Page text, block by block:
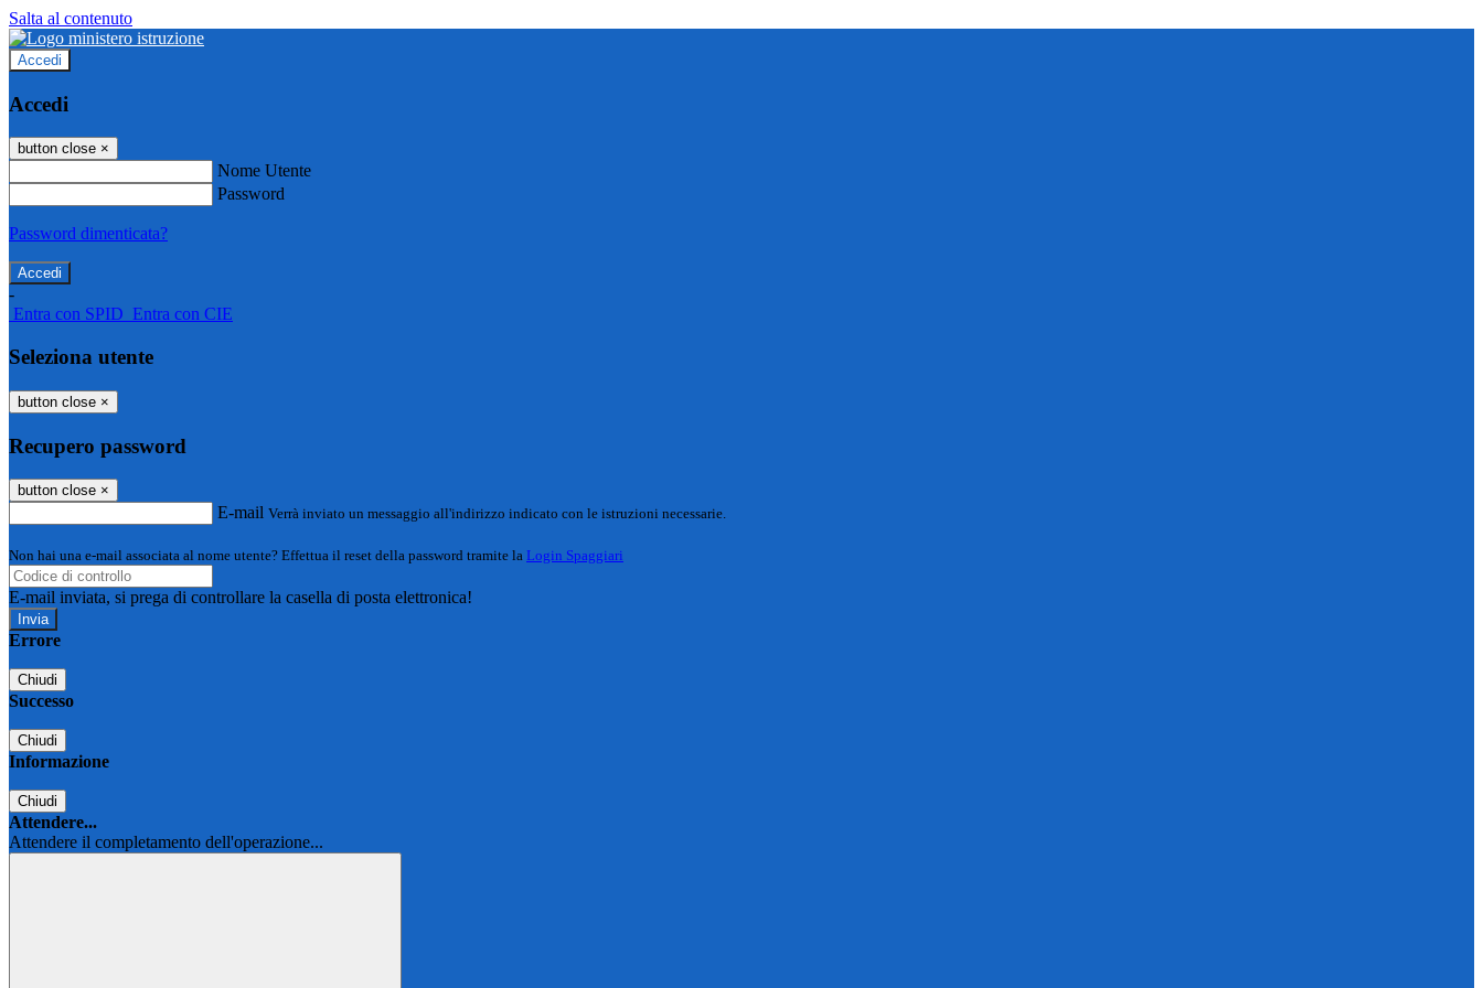
Salta al contenuto
Accedi
Accedi
button close ×
Nome Utente
Password
Password dimenticata?
-
Entra con SPID Entra con CIE
Seleziona utente
button close ×
Recupero password
button close ×
E-mail Verrà inviato un messaggio all'indirizzo indicato con le istruzioni necessarie.
Non hai una e-mail associata al nome utente? Effettua il reset della password tramite la Login Spaggiari
E-mail inviata, si prega di controllare la casella di posta elettronica!
Errore
Chiudi
Successo
Chiudi
Informazione
Chiudi
Attendere...
Attendere il completamento dell'operazione...